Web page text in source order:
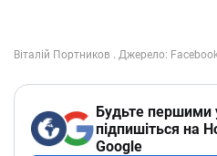
Будьте першими
підпишіться на
Google